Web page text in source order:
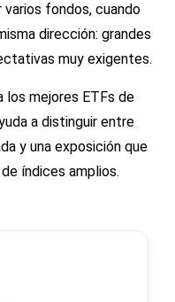
fondos, cuando
dirección: grandes
muy exigentes.
los mejores ETFs de
a distinguir entre
y una exposición que
índices amplios.